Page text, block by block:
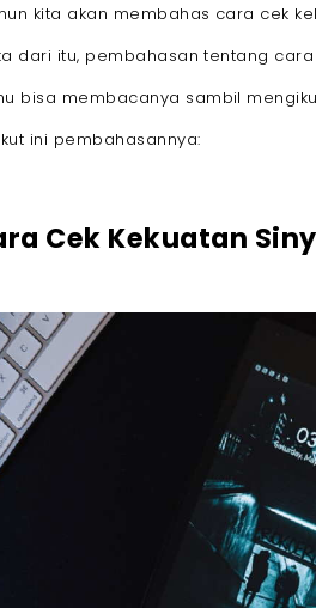
kita akan membahas cara cek
dari itu, pembahasan tentang
bisa membacanya sambil
ini pembahasannya:
Cek Kekuatan